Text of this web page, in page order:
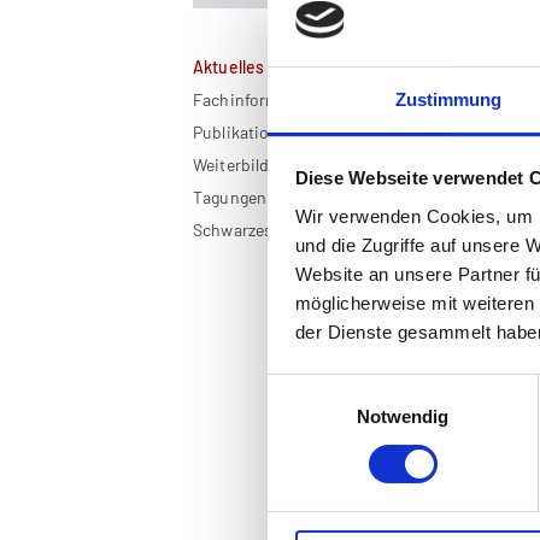
Zustimmung
Diese Webseite verwendet
Wir verwenden Cookies,
und die Zugriffe auf unsere
Website an unsere Partner
möglicherweise mit
der Dienste gesammelt
Notwendig
Aktuelles
Fachinformationen
Publikationen
Weiterbildung
Tagungen
Schwarzes Brett
der
für